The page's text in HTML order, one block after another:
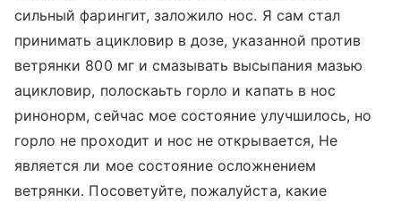
сильный фарингит, заложило нос. Я сам стал
принимать ацикловир в дозе, указанной против
ветрянки 800 мг и смазывать высыпания мазью
ацикловир, полоскаьть горло и капать в нос
ринонорм, сейчас мое состояние улучшилось, но
горло не проходит и нос не открывается, Не
является ли мое состояние осложнением
ветрянки. Посоветуйте, пожалуйста, какие